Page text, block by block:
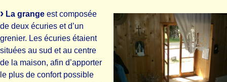
La grange est composée
de deux écuries et d’un
grenier. Les écuries étaient
situées au sud et au centre
de la maison, afin d’apporter
le plus de confort possible